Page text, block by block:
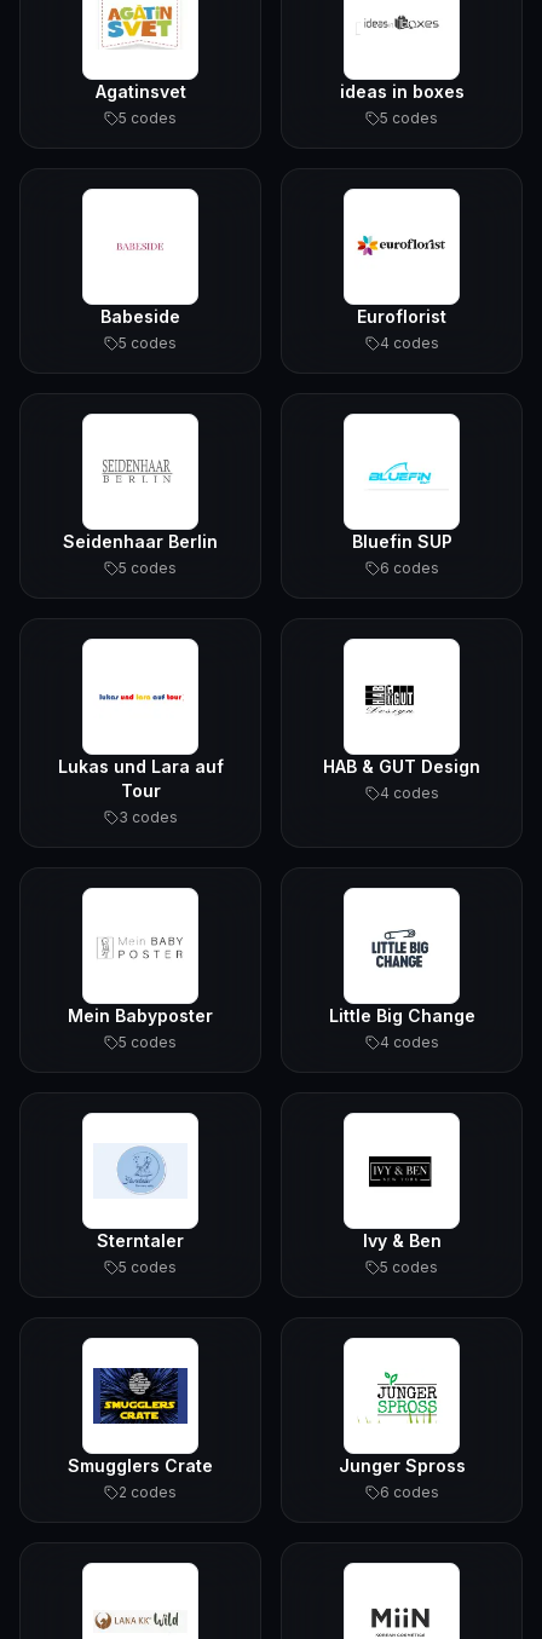
Agatinsvet
5 codes
ideas in boxes
5 codes
Babeside
5 codes
Euroflorist
4 codes
Seidenhaar Berlin
5 codes
Bluefin SUP
6 codes
Lukas und Lara auf
Tour
3 codes
HAB & GUT Design
4 codes
Mein Babyposter
5 codes
Little Big Change
4 codes
Sterntaler
5 codes
Ivy & Ben
5 codes
Smugglers Crate
2 codes
Junger Spross
6 codes